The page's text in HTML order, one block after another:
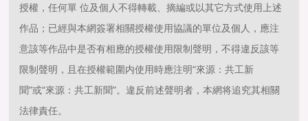
授權，任何單 位及個人不得轉載、摘編或以其它方式使用上述
作品；已經與本網簽署相關授權使用協議的單位及個人，應注
意該等作品中是否有相應的授權使用限制聲明，不得違反該等
限制聲明，且在授權範圍内使用時應注明“來源：共工新
聞”或“來源：共工新聞”。違反前述聲明者，本網将追究其相關
法律責任。